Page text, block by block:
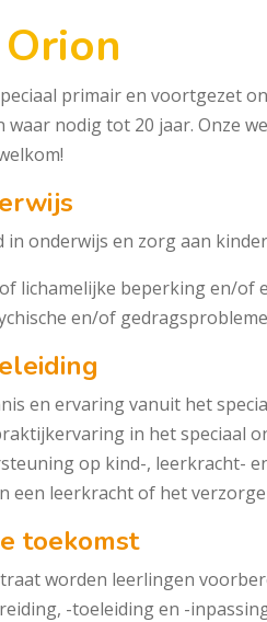
primair en voortgezet
nodig tot 20 jaar. Onze
in onderwijs en zorg aan
lichamelijke beperking en/of
en/of
en erva­ring vanuit het
in het speciaal
op kind-, leerkracht-
een leer­kracht of het
toekomst
worden leerlingen
-toeleiding en -